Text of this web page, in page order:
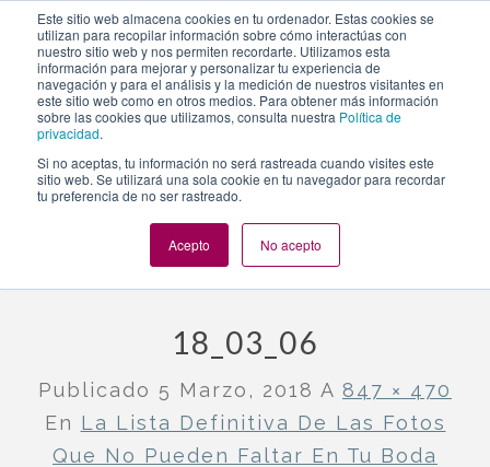
Este sitio web almacena cookies en tu ordenador. Estas cookies se
utilizan para recopilar información sobre cómo interactúas con
nuestro sitio web y nos permiten recordarte. Utilizamos esta
información para mejorar y personalizar tu experiencia de
navegación y para el análisis y la medición de nuestros visitantes en
este sitio web como en otros medios. Para obtener más información
sobre las cookies que utilizamos, consulta nuestra Política de
privacidad.
Si no aceptas, tu información no será rastreada cuando visites este
sitio web. Se utilizará una sola cookie en tu navegador para recordar
tu preferencia de no ser rastreado.
Acepto No acepto
https://www.evento.love/blog/la-lista-definitiva-las-fotos-
no-pueden-faltar-boda/18_03_06/
Bodas»La lista definitiva de las fotos que no
pueden faltar en tu boda»18_03_06
18_03_06
Publicado 5 Marzo, 2018 A 847 × 470
En La Lista Definitiva De Las Fotos
Que No Pueden Faltar En Tu Boda